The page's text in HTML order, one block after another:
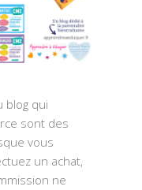
blog qui
sont des
vous
un achat,
ne